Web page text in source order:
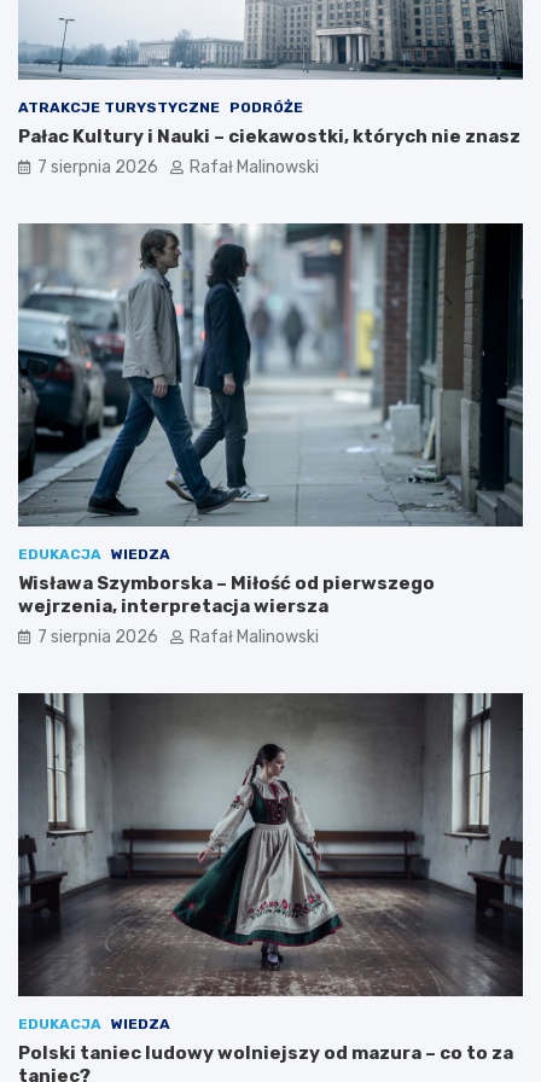
ATRAKCJE TURYSTYCZNE PODRÓŻE
Pałac Kultury i Nauki – ciekawostki, których nie znasz
7 sierpnia 2026 Rafał Malinowski
EDUKACJA WIEDZA
Wisława Szymborska – Miłość od pierwszego
wejrzenia, interpretacja wiersza
7 sierpnia 2026 Rafał Malinowski
EDUKACJA WIEDZA
Polski taniec ludowy wolniejszy od mazura – co to za
taniec?